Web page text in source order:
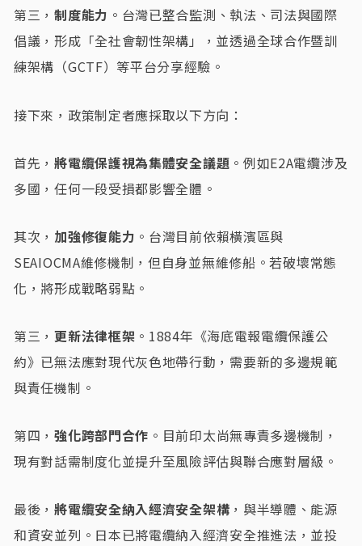
第三，制度能力 。台灣已整合監測、執法、司法與國際
倡議，形成「全社會韌性架構」，並透過全球合作暨訓
練架構（GCTF）等平台分享經驗。
接下來，政策制定者應採取以下方向：
首先，將電纜保護視為集體安全議題 。例如E2A電纜涉及
多國，任何一段受損都影響全體。
其次， 加強修復能力 。台灣目前依賴橫濱區與
SEAIOCMA維修機制，但自身並無維修船。若破壞常態
化，將形成戰略弱點。
第三，更新法律框架 。1884年《海底電報電纜保護公
約》已無法應對現代灰色地帶行動，需要新的多邊規範
與責任機制。
第四，強化跨部門合作 。目前印太尚無專責多邊機制，
現有對話需制度化並提升至風險評估與聯合應對層級。
最後，將電纜安全納入經濟安全架構 ，與半導體、能源
和資安並列。日本已將電纜納入經濟安全推進法，並投